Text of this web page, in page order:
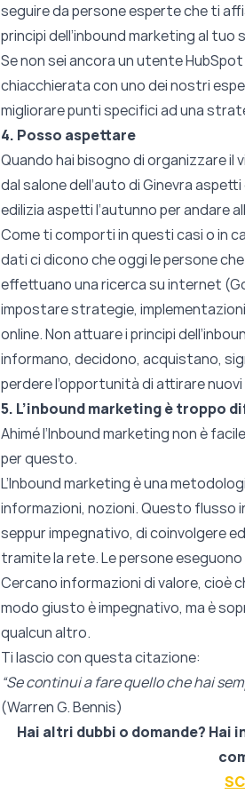
seguire da persone esperte che ti
principi dell’inbound marketing al
Se non sei ancora un utente
chiacchierata con uno dei nostri
migliorare punti specifici ad una
4. Posso aspettare
Quando hai bisogno di organizzare il
dal salone dell’auto di Ginevra
edilizia aspetti l’autunno per andare
Come ti comporti in questi casi o in
dati ci dicono che oggi le persone
effettuano una ricerca su internet
impostare strategie,
online. Non attuare i principi
informano, decidono, acquistano,
perdere l’opportunità di attirare
5. L’inbound marketing è troppo
Ahimé l’Inbound marketing non è
per questo.
L’Inbound marketing è una
informazioni, nozioni. Questo flusso
seppur impegnativo, di coinvolgere
tramite la rete. Le persone
Cercano informazioni di valore, cioè
modo giusto è impegnativo, ma è
qualcun altro.
Ti lascio con questa citazione:
“Se continui a fare quello che hai
(Warren G. Bennis)
Hai altri dubbi o domande?